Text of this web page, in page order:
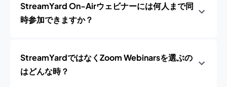
StreamYard On‑Airウェビナーには何人まで同
時参加できますか？
StreamYardではなくZoom Webinarsを選ぶの
はどんな時？